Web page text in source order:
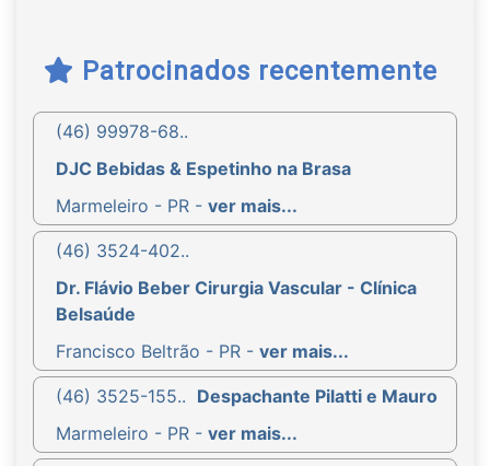
porte, para que você possa se hospedar com mais
trabalhamos com:
Hospedagem|Pet friendly|Café da manhã
colonial| Jantar|Pratos feitos
WhatsApp: (46) 99970-4957
Patrocinados recentemente
(46) 99978-68..
DJC Bebidas & Espetinho na Brasa
Marmeleiro - PR - ver mais...
(46) 3524-402..
Dr. Flávio Beber Cirurgia Vascular - Clínica
Belsaúde
Francisco Beltrão - PR - ver mais...
(46) 3525-155.. Despachante Pilatti e Mauro
Marmeleiro - PR - ver mais...